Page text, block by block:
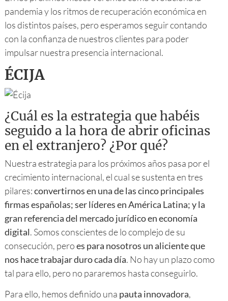
pandemia y los ritmos de recuperación económica en
los distintos países, pero esperamos seguir contando
con la confianza de nuestros clientes para poder
impulsar nuestra presencia internacional.
ÉCIJA
¿Cuál es la estrategia que habéis
seguido a la hora de abrir oficinas
en el extranjero? ¿Por qué?
Nuestra estrategia para los próximos años pasa por el
crecimiento internacional, el cual se sustenta en tres
pilares:convertirnos en una de las cinco principales
firmas españolas; ser líderes en América Latina; y la
gran referencia del mercado jurídico en economía
digital. Somos conscientes de lo complejo de su
consecución, peroes para nosotros un aliciente que
nos hace trabajar duro cada día. No hay un plazo como
tal para ello, pero no pararemos hasta conseguirlo.
Para ello, hemos definido una pauta innovadora,